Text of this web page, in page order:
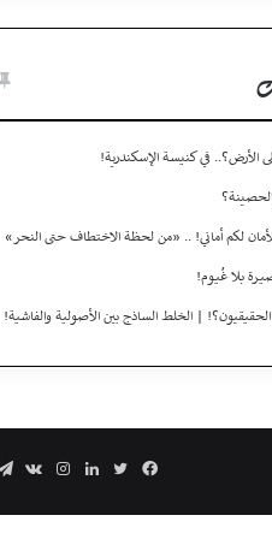
الأرض؟.. في كنيسة الإسكندرية!
الأمان لكم أماني! .. «من لحظة الاختطاف حتى النحر»
بلا غُيـوم!
| الخلط الساذج بين الأصولية والفاشية!
فيسبوكتويتر لينكدإنانستقرام